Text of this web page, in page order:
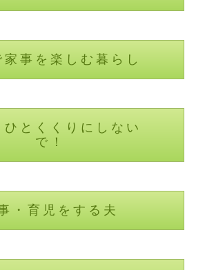
家事を楽しむ暮らし
ひとくくりにしない
で！
・育児をする夫